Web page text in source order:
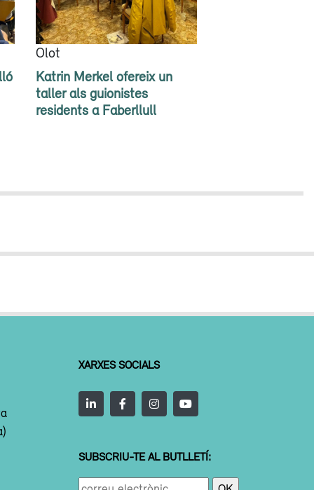
Olot
Katrin Merkel ofereix un
taller als guionistes
residents a Faberllull
XARXES SOCIALS
SUBSCRIU-TE AL BUTLLETÍ: